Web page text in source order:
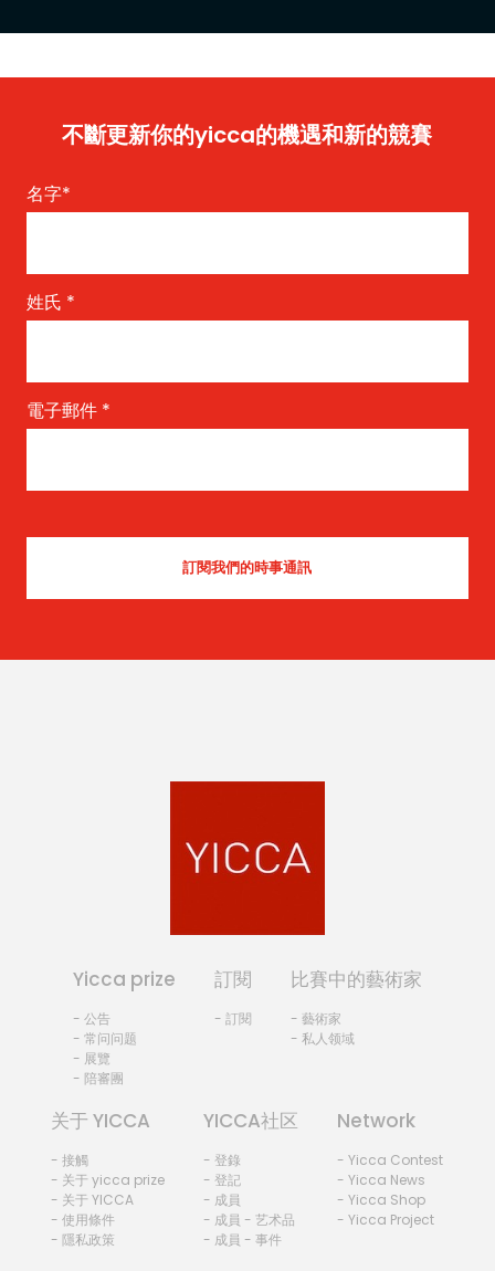
不斷更新你的yicca的機遇和新的競賽
名字*
姓氏 *
電子郵件 *
Yicca prize
- 公告
- 常问问题
- 展覽
- 陪審團
訂閱
- 訂閱
比賽中的藝術家
- 藝術家
- 私人领域
关于 YICCA
- 接觸
- 关于 yicca prize
- 关于 YICCA
- 使用條件
- 隱私政策
YICCA社区
- 登錄
- 登記
- 成員
- 成員 - 艺术品
- 成員 - 事件
Network
- Yicca Contest
- Yicca News
- Yicca Shop
- Yicca Project